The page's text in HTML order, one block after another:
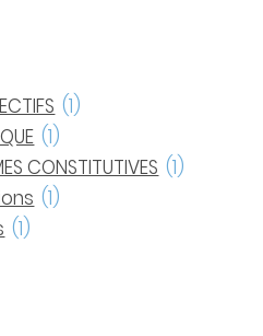
(1)
(1)
CONSTITUTIVES (1)
(1)
(1)